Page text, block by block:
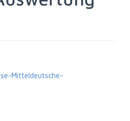
Mitteldeutsche-